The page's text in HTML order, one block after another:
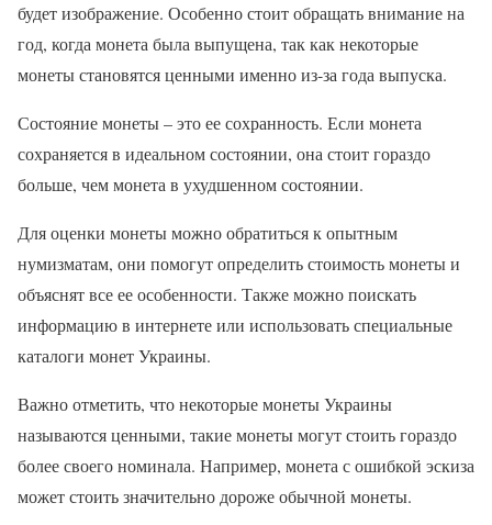
будет изображение. Особенно стоит обращать внимание на
год, когда монета была выпущена, так как некоторые
монеты становятся ценными именно из-за года выпуска.
Состояние монеты – это ее сохранность. Если монета
сохраняется в идеальном состоянии, она стоит гораздо
больше, чем монета в ухудшенном состоянии.
Для оценки монеты можно обратиться к опытным
нумизматам, они помогут определить стоимость монеты и
объяснят все ее особенности. Также можно поискать
информацию в интернете или использовать специальные
каталоги монет Украины.
Важно отметить, что некоторые монеты Украины
называются ценными, такие монеты могут стоить гораздо
более своего номинала. Например, монета с ошибкой эскиза
может стоить значительно дороже обычной монеты.